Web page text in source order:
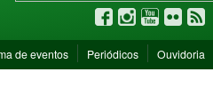
de eventos Periódicos Ouvidoria